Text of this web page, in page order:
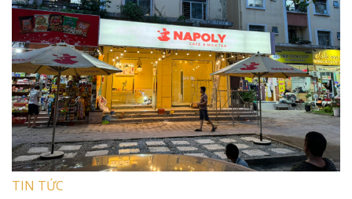
TIN TỨC